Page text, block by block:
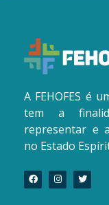
A FEHOFES é
tem a
representar e
no Estado